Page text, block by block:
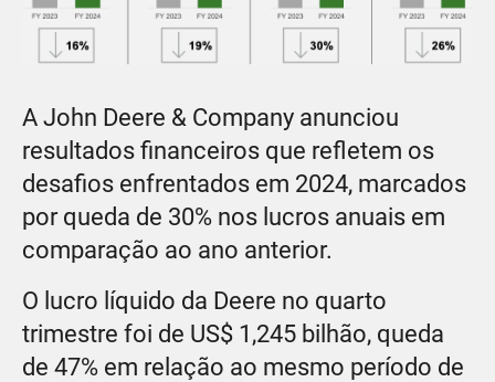
A John Deere & Company anunciou
resultados financeiros que refletem os
desafios enfrentados em 2024, marcados
por queda de 30% nos lucros anuais em
comparação ao ano anterior.
O lucro líquido da Deere no quarto
trimestre foi de US$ 1,245 bilhão, queda
de 47% em relação ao mesmo período de